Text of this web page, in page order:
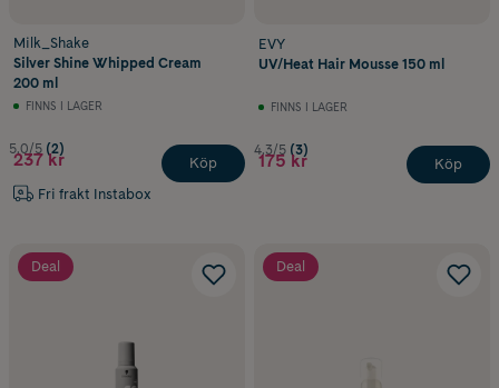
Milk_Shake
Silver Shine Whipped Cream
200 ml
FINNS I LAGER
5.0/5 (2)
237 kr
Fri frakt Instabox
Köp
EVY
UV/Heat Hair Mousse 150 ml
FINNS I LAGER
4.3/5 (3)
175 kr Köp
Deal Deal